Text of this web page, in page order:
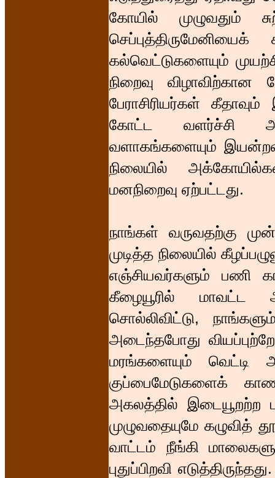
கோயில் முழுவதும்
கல்வெட்டுகளையும்
நிறைவு விழாவிற்கான
பேராசிரியர்கள்
கோட்ட வளர்ச்சி
வளாகங்களையும்
நிலையில்
மனநிறைவு ஏற்பட்டது.
நாங்கள் வருவதற்கு
முடித்த நிலையில்
எஞ்சியவர்களும் பணி
கீழையூரில் மாவட்ட
சொல்லிவிட்டு,
அடைந்தபோது
மரங்களையும் வெட்டி
குப்பைமேடுகளைக்
அகலத்தில் இடையூறற்ற
முழுவதையுமே கழுவித்
வாட்டம் நீங்கி
புதுப்பிறவி